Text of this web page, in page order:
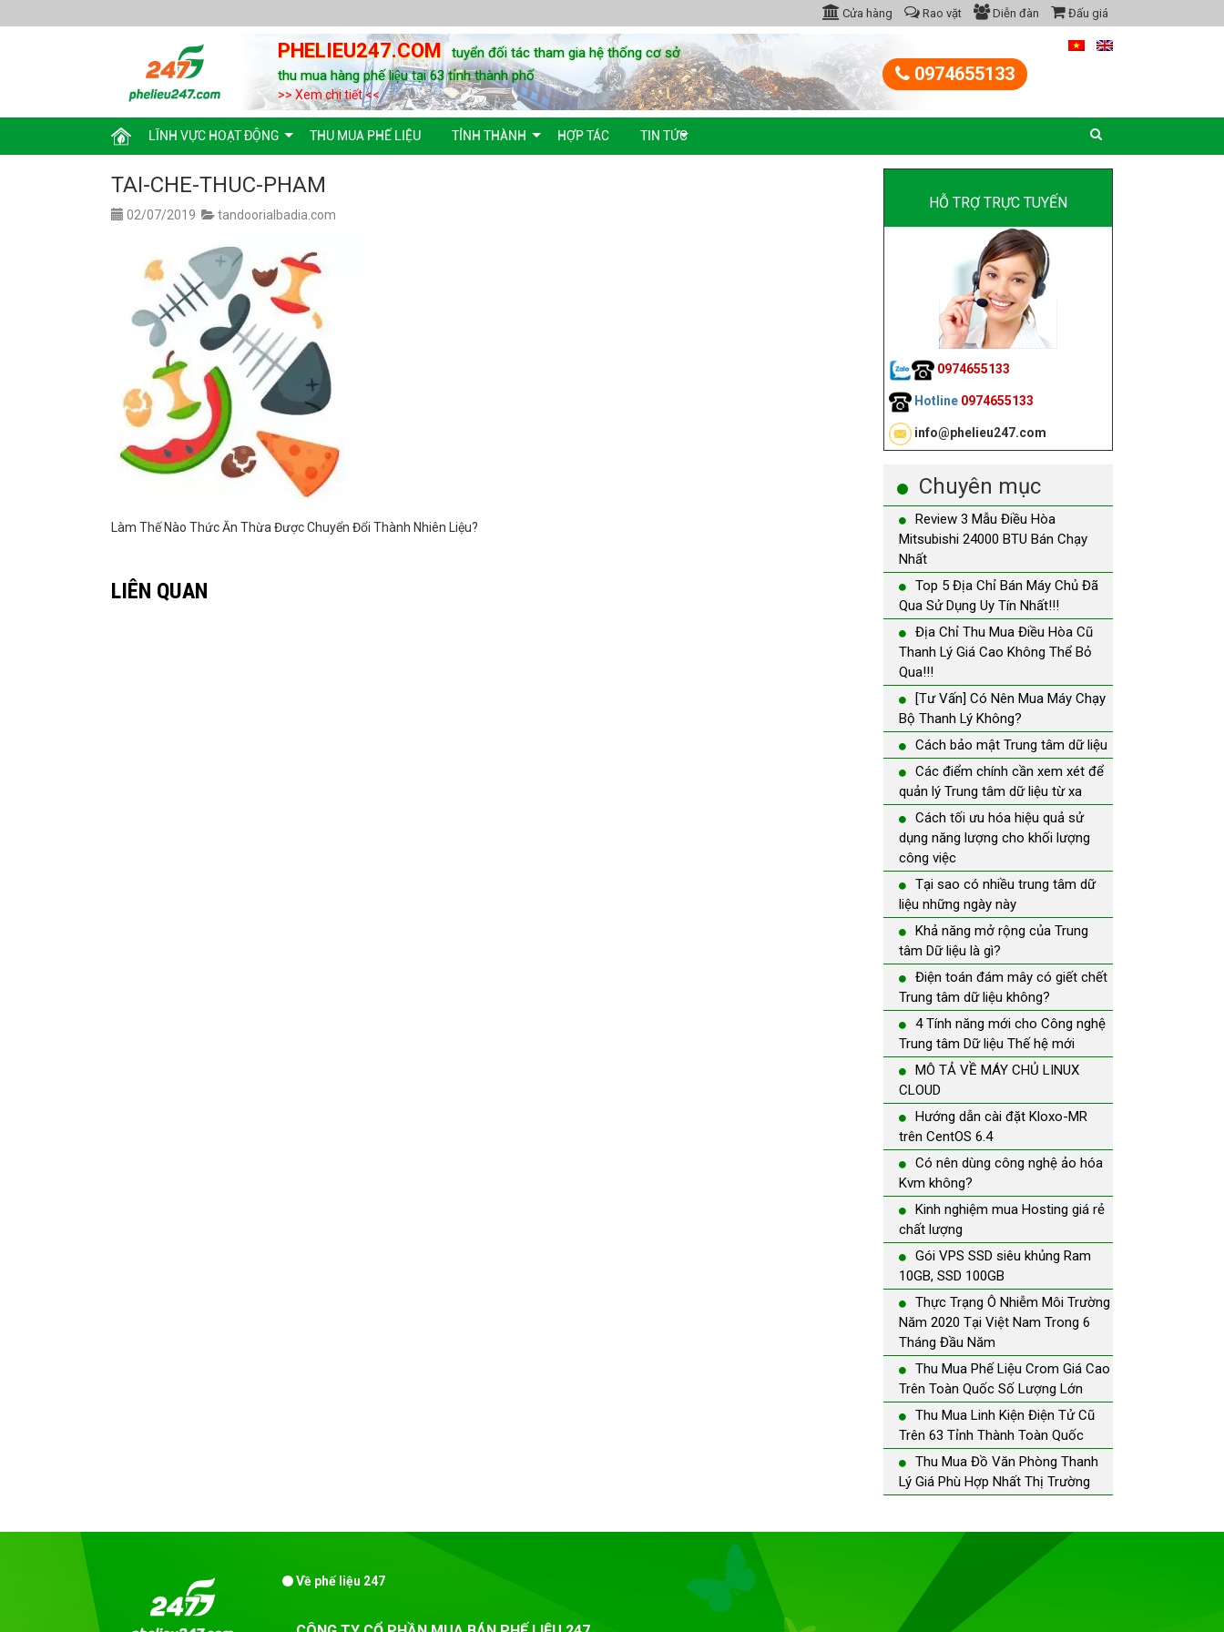
Cửa hàng Rao vặt Diễn đàn Đấu giá
PHELIEU247.COM
tuyển đối tác tham gia hệ thống cơ sở
thu mua hàng phế liệu tại 63 tỉnh thành phố
>> Xem chi tiết <<
0974655133
LĨNH VỰC HOẠT ĐỘNG THU MUA PHẾ LIỆU TỈNH THÀNH HỢP TÁC TIN TỨC
TAI-CHE-THUC-PHAM
02/07/2019 tandoorialbadia.com
Làm Thế Nào Thức Ăn Thừa Được Chuyển Đổi Thành Nhiên Liệu?
LIÊN QUAN
HỖ TRỢ TRỰC TUYẾN
0974655133
Hotline 0974655133
info@phelieu247.com
Chuyên mục
Review 3 Mẫu Điều Hòa
Mitsubishi 24000 BTU Bán Chạy
Nhất
Top 5 Địa Chỉ Bán Máy Chủ Đã
Qua Sử Dụng Uy Tín Nhất!!!
Địa Chỉ Thu Mua Điều Hòa Cũ
Thanh Lý Giá Cao Không Thể Bỏ
Qua!!!
[Tư Vấn] Có Nên Mua Máy Chạy
Bộ Thanh Lý Không?
Cách bảo mật Trung tâm dữ liệu
Các điểm chính cần xem xét để
quản lý Trung tâm dữ liệu từ xa
Cách tối ưu hóa hiệu quả sử
dụng năng lượng cho khối lượng
công việc
Tại sao có nhiều trung tâm dữ
liệu những ngày này
Khả năng mở rộng của Trung
tâm Dữ liệu là gì?
Điện toán đám mây có giết chết
Trung tâm dữ liệu không?
4 Tính năng mới cho Công nghệ
Trung tâm Dữ liệu Thế hệ mới
MÔ TẢ VỀ MÁY CHỦ LINUX
CLOUD
Hướng dẫn cài đặt Kloxo-MR
trên CentOS 6.4
Có nên dùng công nghệ ảo hóa
Kvm không?
Kinh nghiệm mua Hosting giá rẻ
chất lượng
Gói VPS SSD siêu khủng Ram
10GB, SSD 100GB
Thực Trạng Ô Nhiễm Môi Trường
Năm 2020 Tại Việt Nam Trong 6
Tháng Đầu Năm
Thu Mua Phế Liệu Crom Giá Cao
Trên Toàn Quốc Số Lượng Lớn
Thu Mua Linh Kiện Điện Tử Cũ
Trên 63 Tỉnh Thành Toàn Quốc
Thu Mua Đồ Văn Phòng Thanh
Lý Giá Phù Hợp Nhất Thị Trường
Về phế liệu 247